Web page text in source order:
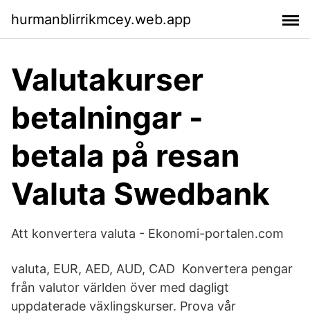
hurmanblirrikmcey.web.app
Valutakurser
betalningar -
betala på resan
Valuta Swedbank
Att konvertera valuta - Ekonomi-portalen.com
valuta, EUR, AED, AUD, CAD Konvertera pengar
från valutor världen över med dagligt
uppdaterade växlingskurser. Prova vår